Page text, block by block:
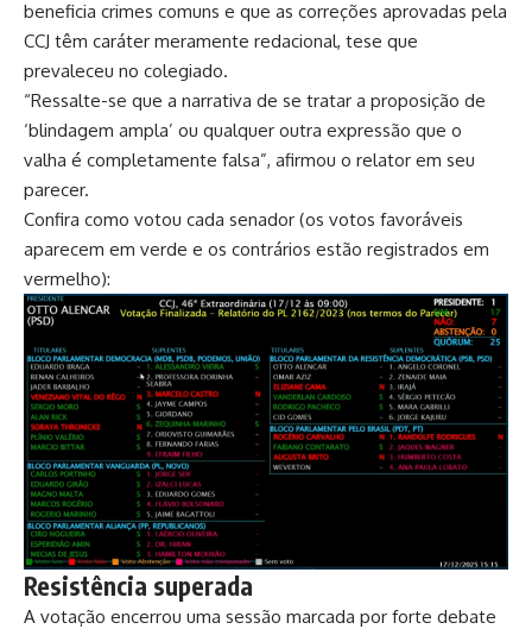
beneficia crimes comuns e que as correções aprovadas pela
CCJ têm caráter meramente redacional, tese que
prevaleceu no colegiado.
“Ressalte-se que a narrativa de se tratar a proposição de
‘blindagem ampla’ ou qualquer outra expressão que o
valha é completamente falsa”, afirmou o relator em seu
parecer.
Confira como votou cada senador (os votos favoráveis
aparecem em verde e os contrários estão registrados em
vermelho):
Resistência superada
A votação encerrou uma sessão marcada por forte debate